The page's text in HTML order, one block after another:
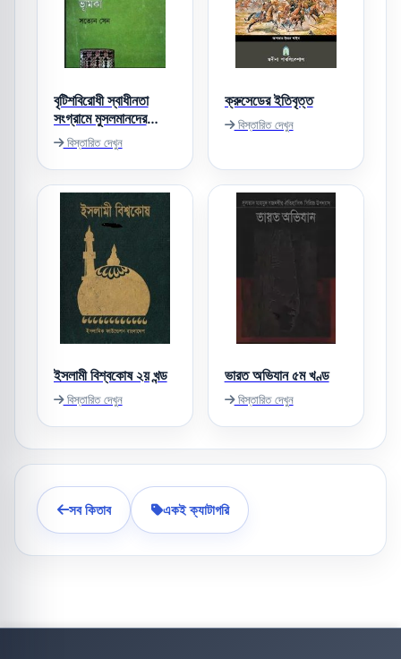
বৃটিশবিরোধী স্বাধীনতা
সংগ্রামে মুসলমানদের
ভূমিকা
বিস্তারিত দেখুন
ক্রুসেডের ইতিবৃত্ত
বিস্তারিত দেখুন
ইসলামী বিশ্বকোষ ২য় খন্ড
বিস্তারিত দেখুন
ভারত অভিযান ৫ম খণ্ড
বিস্তারিত দেখুন
সব কিতাব একই ক্যাটাগরি